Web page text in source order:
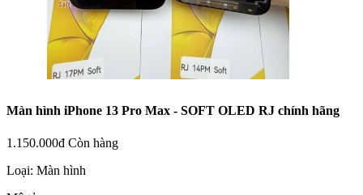
Màn hình iPhone 13 Pro Max - SOFT OLED RJ chính hãng
1.150.000đ Còn hàng
Loại: Màn hình